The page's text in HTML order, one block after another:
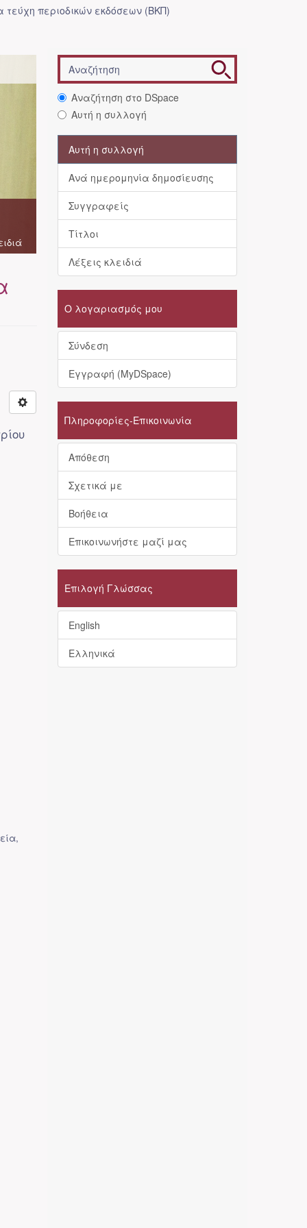
περιοδικών εκδόσεων (ΒΚΠ)
,
Αναζήτηση στο DSpace
Αυτή η συλλογή
Αυτή η συλλογή
Ανά ημερομηνία δημοσίευσης
Συγγραφείς
Τίτλοι
Λέξεις κλειδιά
Ο λογαριασμός μου
Σύνδεση
Εγγραφή (MyDSpace)
Πληροφορίες-Επικοινωνία
Απόθεση
Σχετικά με
Βοήθεια
Επικοινωνήστε μαζί μας
Επιλογή Γλώσσας
English
Ελληνικά